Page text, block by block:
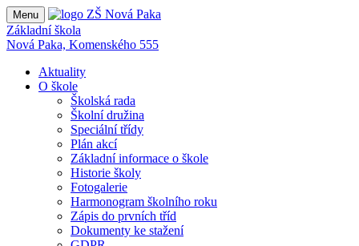
Menu
Základní škola
Nová Paka, Komenského 555
Aktuality
O škole
Školská rada
Školní družina
Speciální třídy
Plán akcí
Základní informace o škole
Historie školy
Fotogalerie
Harmonogram školního roku
Zápis do prvních tříd
Dokumenty ke stažení